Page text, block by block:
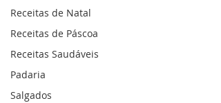
Receitas de Natal
Receitas de Páscoa
Receitas Saudáveis
Padaria
Salgados